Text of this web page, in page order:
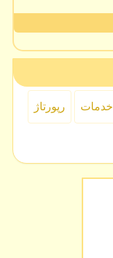
خدمات رپورتاژ